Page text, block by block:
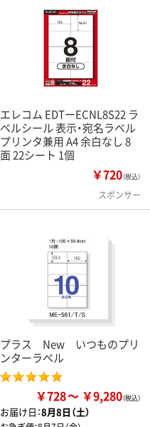
エレコム EDTーECNL8S22 ラ
ベルシール 表示・宛名ラベル
プリンタ兼用 A4 余白なし 8
面 22シート 1個
￥720（税込）
スポンサー
プラス New いつものプリ
ンターラベル
￥728 ￥9,280
お届け日：8月8日（土）